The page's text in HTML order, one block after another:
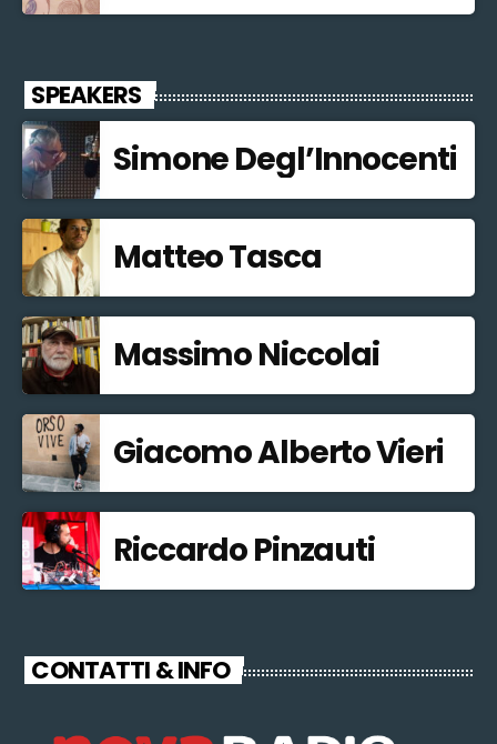
SPEAKERS
Simone Degl’Innocenti
Matteo Tasca
Massimo Niccolai
Giacomo Alberto Vieri
Riccardo Pinzauti
CONTATTI & INFO